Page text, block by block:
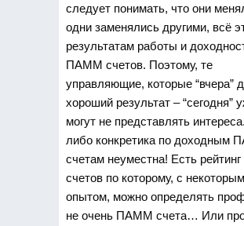
следует понимать, что они
одни заменялись другими, всё
результатам работы и
ПАММ счетов. Поэтому, те
управляющие, которые “вчера”
хороший результат – “сегодня”
могут не представлять
либо конкретика по доходным
счетам неуместна! Есть
счетов по которому, с некоторым
опытом, можно определять
не очень ПАММ счета… Или